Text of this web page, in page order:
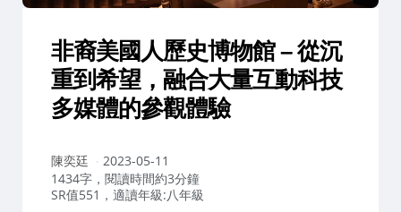
非裔美國人歷史博物館 – 從沉
重到希望，融合大量互動科技
多媒體的參觀體驗
作
者：
陳奕廷
2023-05-11
1434字，閱讀時間約3分鐘
SR值551，適讀年級:八年級